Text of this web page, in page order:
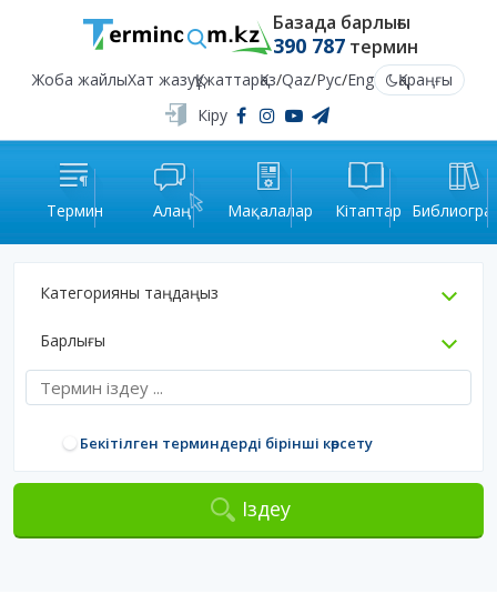
Базада барлығы
390 787термин
Жоба жайлыХат жазуҚұжаттарҚаз/Qaz/Рус/Eng
Қараңғы
Кіру
Термин Алаң Мақалалар Кітаптар
Категорияны таңдаңыз
Барлығы
Бекітілген терминдерді бірінші көрсету
Іздеу